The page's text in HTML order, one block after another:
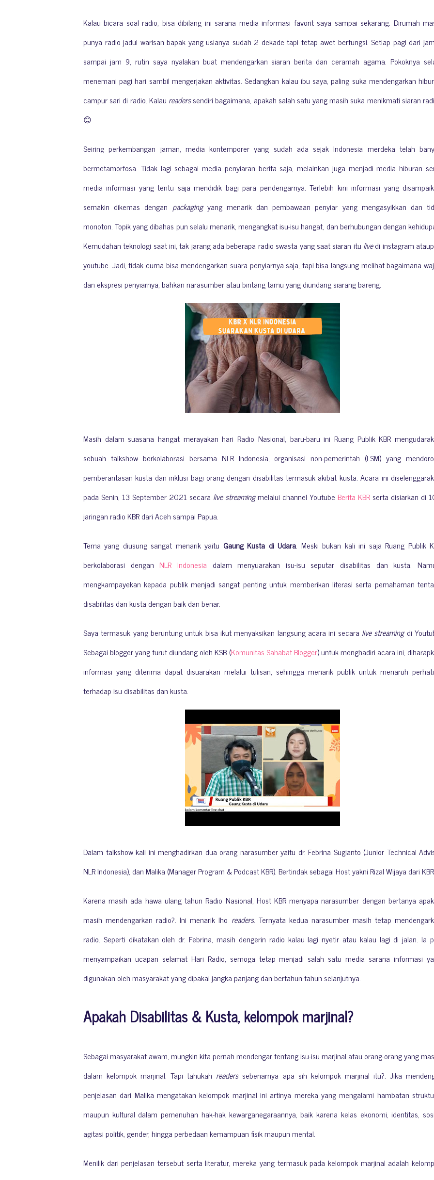
Kalau bicara soal radio, bisa dibilang ini sarana media informasi favorit saya sampai sekarang. Dirumah
punya radio jadul warisan bapak yang usianya sudah 2 dekade tapi tetap awet berfungsi. Setiap pagi dari
sampai jam 9, rutin saya nyalakan buat mendengarkan siaran berita dan ceramah agama. Pokoknya
menemani pagi hari sambil mengerjakan aktivitas. Sedangkan kalau ibu saya, paling suka mendengarkan
campur sari di radio. Kalau readerssendiri bagaimana, apakah salah satu yang masih suka menikmati siaran
😊
Seiring perkembangan jaman, media kontemporer yang sudah ada sejak Indonesia merdeka telah
bermetamorfosa. Tidak lagi sebagai media penyiaran berita saja, melainkan juga menjadi media hiburan
media informasi yang tentu saja mendidik bagi para pendengarnya. Terlebih kini informasi yang
semakin dikemas dengan packagingyang menarik dan pembawaan penyiar yang mengasyikkan dan
monoton. Topik yang dibahas pun selalu menarik, mengangkat isu-isu hangat, dan berhubungan dengan
Kemudahan teknologi saat ini, tak jarang ada beberapa radio swasta yang saat siaran itu livedi instagram
youtube. Jadi, tidak cuma bisa mendengarkan suara penyiarnya saja, tapi bisa langsung melihat bagaimana
dan ekspresi penyiarnya, bahkan narasumber atau bintang tamu yang diundang siarang bareng.
Masih dalam suasana hangat merayakan hari Radio Nasional, baru-baru ini Ruang Publik KBR
sebuah talkshow berkolaborasi bersama NLR Indonesia, organisasi non-pemerintah (LSM) yang
pemberantasan kusta dan inklusi bagi orang dengan disabilitas termasuk akibat kusta. Acara ini
pada Senin, 13 September 2021 secara live streamingmelalui channel Youtube Berita KBR serta disiarkan di
jaringan radio KBR dari Aceh sampai Papua.
Tema yang diusung sangat menarik yaitu Gaung Kusta di Udara. Meski bukan kali ini saja Ruang Publik
berkolaborasi dengan NLR Indonesia dalam menyuarakan isu-isu seputar disabilitas dan kusta.
mengkampayekan kepada publik menjadi sangat penting untuk memberikan literasi serta pemahaman
disabilitas dan kusta dengan baik dan benar.
Saya termasuk yang beruntung untuk bisa ikut menyaksikan langsung acara ini secara live streamingdi
Sebagai blogger yang turut diundang oleh KSB (Komunitas Sahabat Blogger) untuk menghadiri acara ini,
informasi yang diterima dapat disuarakan melalui tulisan, sehingga menarik publik untuk menaruh
terhadap isu disabilitas dan kusta.
Dalam talkshow kali ini menghadirkan dua orang narasumber yaitu dr. Febrina Sugianto (Junior Technical
NLR Indonesia), dan Malika (Manager Program & Podcast KBR).Bertindak sebagai Host yakni Rizal Wijaya dari
Karena masih ada hawa ulang tahun Radio Nasional, Host KBR menyapa narasumber dengan bertanya
masih mendengarkan radio?. Ini menarik lho readers. Ternyata kedua narasumber masih tetap
radio. Seperti dikatakan oleh dr. Febrina, masih dengerin radio kalau lagi nyetir atau kalau lagi di jalan. Ia
menyampaikan ucapan selamat Hari Radio, semoga tetap menjadi salah satu media sarana informasi
digunakan oleh masyarakat yang dipakai jangka panjang dan bertahun-tahun selanjutnya.
Apakah Disabilitas & Kusta, kelompok marjinal?
Sebagai masyarakat awam, mungkin kita pernah mendengar tentang isu-isu marjinal atau orang-orang yang
dalam kelompok marjinal. Tapi tahukah readerssebenarnya apa sih kelompok marjinal itu?. Jika
penjelasan dari Malika mengatakankelompok marjinal ini artinya mereka yang mengalami hambatan
maupun kultural dalam pemenuhan hak-hak kewarganegaraannya, baik karena kelas ekonomi, identitas,
agitasi politik, gender, hingga perbedaan kemampuan fisik maupun mental.
Menilik dari penjelasan tersebut serta literatur, mereka yang termasuk pada kelompok marjinal adalah